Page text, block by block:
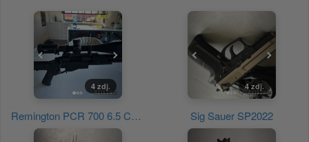
4 zdj.
Remington PCR 700 6.5 Creedmore - cały zestaw.
4 zdj.
Sig Sauer SP2022